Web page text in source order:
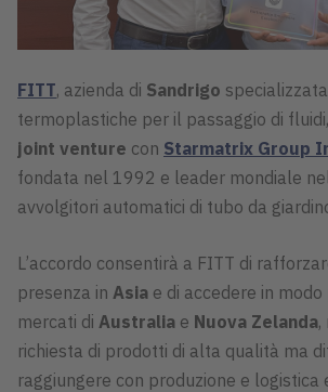
FITT, azienda di Sandrigo
termoplastiche per il passaggio di
joint venture con Starmatrix Group
fondata nel 1992 e leader mondiale
avvolgitori automatici di tubo da
L’accordo consentirà a FITT di
presenza in Asia e di accedere in
mercati di Australia e Nuova Zelanda,
richiesta di prodotti di alta qualità ma
raggiungere con produzione e logistica